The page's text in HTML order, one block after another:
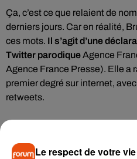
Ça, c’est ce que relaient de
derniers jours. Car en réalité,
ces mots. Il s’agit d’une
Twitter parodiqueAgence
Agence France Presse). Elle a
premier degré sur internet,
retweets.
« faire beaucoup plus
consommation d’énergie, par
Le respect de votre